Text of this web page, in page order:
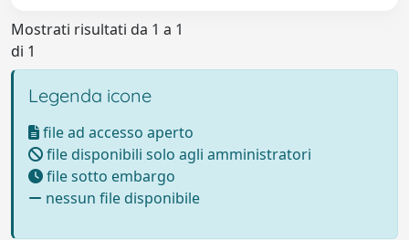
Mostrati risultati da 1 a 1
di 1
Legenda icone
file ad accesso aperto
file disponibili solo agli amministratori
file sotto embargo
nessun file disponibile